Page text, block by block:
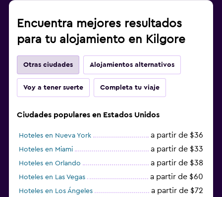
Encuentra mejores resultados
para tu alojamiento en Kilgore
Otras ciudades Alojamientos alternativos
Voy a tener suerte Completa tu viaje
Ciudades populares en Estados Unidos
Hoteles en Nueva York a partir de $36
Hoteles en Miami a partir de $33
Hoteles en Orlando a partir de $38
Hoteles en Las Vegas a partir de $60
Hoteles en Los Ángeles a partir de $72